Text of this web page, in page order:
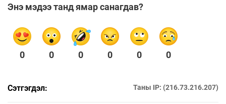
Энэ мэдээ танд ямар санагдав?
0 0 0 0 0 0
Сэтгэгдэл: Таны IP: (216.73.216.207)